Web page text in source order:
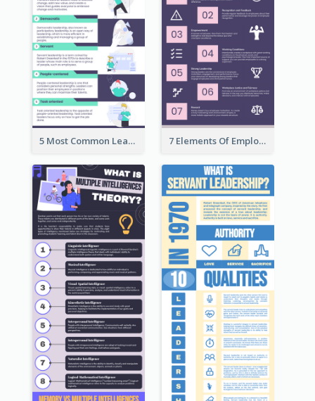
5 Most Common Leadership Styles Infographic 7 Elements Of Employee Motivation Infographic